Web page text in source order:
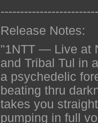
----------------------
Release Notes:
"1NTT — Live at
and Tribal Tul in
a psychedelic
beating thru
takes you
pumping in full